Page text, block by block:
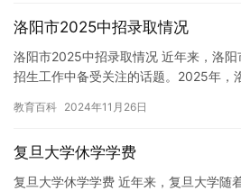
洛阳市2025中招录取情况
洛阳市2025中招录取情况 近年来，洛
招生工作中备受关注的话题。2025年，
教育百科 2024年11月26日
复旦大学休学学费
复旦大学休学学费 近年来，复旦大学随